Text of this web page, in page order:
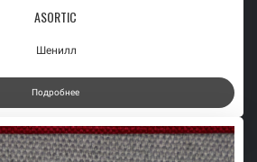
ASORTIC
Шенилл
Подробнее